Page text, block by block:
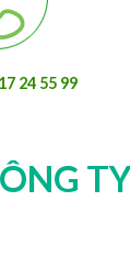
24 55 99